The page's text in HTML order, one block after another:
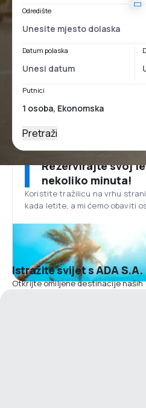
Odredište
Datum polaska
Putnici
Pretraži
Rezervirajte svoj
nekoliko minuta!
Koristite tražilicu na vrhu
kada letite, a mi ćemo obaviti
Istražite svijet s ADA S.A.
Otkrijte omiljene destinacije naših